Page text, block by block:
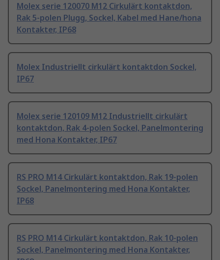
Molex serie 120070 M12 Cirkulärt kontaktdon,
Rak 5-polen Plugg, Sockel, Kabel med Hane/hona
Kontakter, IP68
Molex Industriellt cirkulärt kontaktdon Sockel,
IP67
Molex serie 120109 M12 Industriellt cirkulärt
kontaktdon, Rak 4-polen Sockel, Panelmontering
med Hona Kontakter, IP67
RS PRO M14 Cirkulärt kontaktdon, Rak 19-polen
Sockel, Panelmontering med Hona Kontakter,
IP68
RS PRO M14 Cirkulärt kontaktdon, Rak 10-polen
Sockel, Panelmontering med Hona Kontakter,